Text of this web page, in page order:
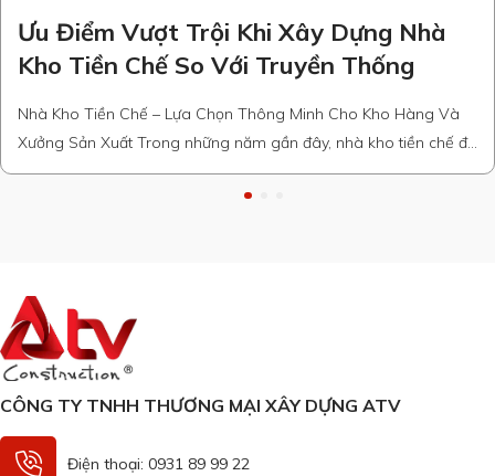
Ưu Điểm Vượt Trội Khi Xây Dựng Nhà
Kho Tiền Chế So Với Truyền Thống
Nhà Kho Tiền Chế – Lựa Chọn Thông Minh Cho Kho Hàng Và
Xưởng Sản Xuất Trong những năm gần đây, nhà kho tiền chế đã
trở thành lựa chọn phổ biến của nhiều doanh nghiệp, nhờ khả
năng thi công nhanh, chi phí hợp lý và độ bền cao. So với nhà
CÔNG TY TNHH THƯƠNG MẠI XÂY DỰNG ATV
Điện thoại: 0931 89 99 22